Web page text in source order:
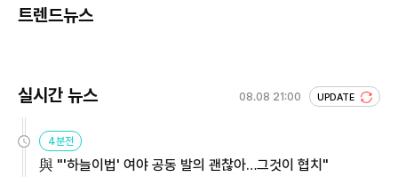
트렌드뉴스
실시간 뉴스 08.08 21:00 UPDATE
4분전
與 "'하늘이법' 여야 공동 발의 괜찮아…그것이 협치"